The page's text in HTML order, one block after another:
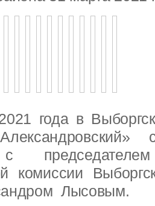
года в
председателем
комиссии
Лысовым.